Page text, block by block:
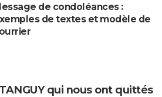
de condoléances :
de textes et modèle de
qui nous ont quittés